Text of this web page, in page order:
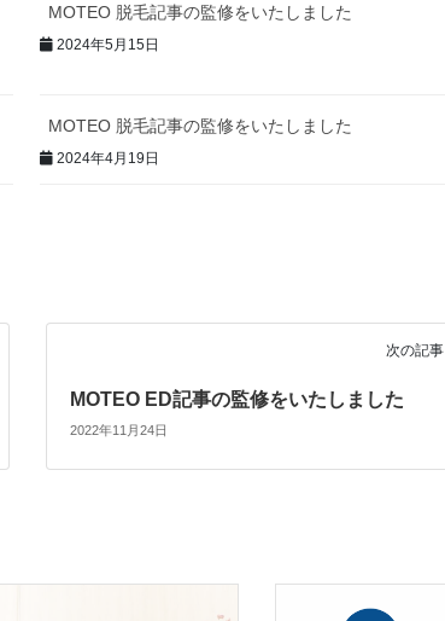
MOTEO 脱毛記事の監修をいたしました
2024年5月15日
MOTEO 脱毛記事の監修をいたしました
2024年4月19日
次の記事
MOTEO ED記事の監修をいたしました
2022年11月24日